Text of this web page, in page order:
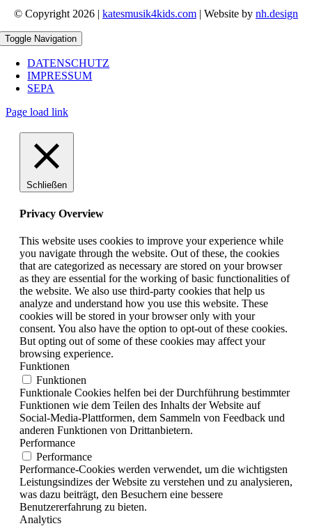
© Copyright 2026 | katesmusik4kids.com | Website by nh.design
Toggle Navigation
DATENSCHUTZ
IMPRESSUM
SEPA
Page load link
Schließen
Privacy Overview
This website uses cookies to improve your experience while
you navigate through the website. Out of these, the cookies
that are categorized as necessary are stored on your browser
as they are essential for the working of basic functionalities of
the website. We also use third-party cookies that help us
analyze and understand how you use this website. These
cookies will be stored in your browser only with your
consent. You also have the option to opt-out of these cookies.
But opting out of some of these cookies may affect your
browsing experience.
Funktionen
Funktionen
Funktionale Cookies helfen bei der Durchführung bestimmter
Funktionen wie dem Teilen des Inhalts der Website auf
Social-Media-Plattformen, dem Sammeln von Feedback und
anderen Funktionen von Drittanbietern.
Performance
Performance
Performance-Cookies werden verwendet, um die wichtigsten
Leistungsindizes der Website zu verstehen und zu analysieren,
was dazu beiträgt, den Besuchern eine bessere
Benutzererfahrung zu bieten.
Analytics